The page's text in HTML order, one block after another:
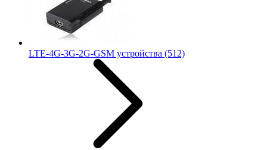
LTE-4G-3G-2G-GSM устройства (512)